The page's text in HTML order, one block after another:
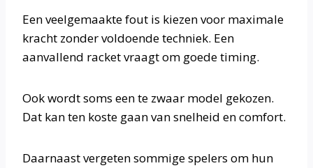
Een veelgemaakte fout is kiezen voor maximale
kracht zonder voldoende techniek. Een
aanvallend racket vraagt om goede timing.
Ook wordt soms een te zwaar model gekozen.
Dat kan ten koste gaan van snelheid en comfort.
Daarnaast vergeten sommige spelers om hun